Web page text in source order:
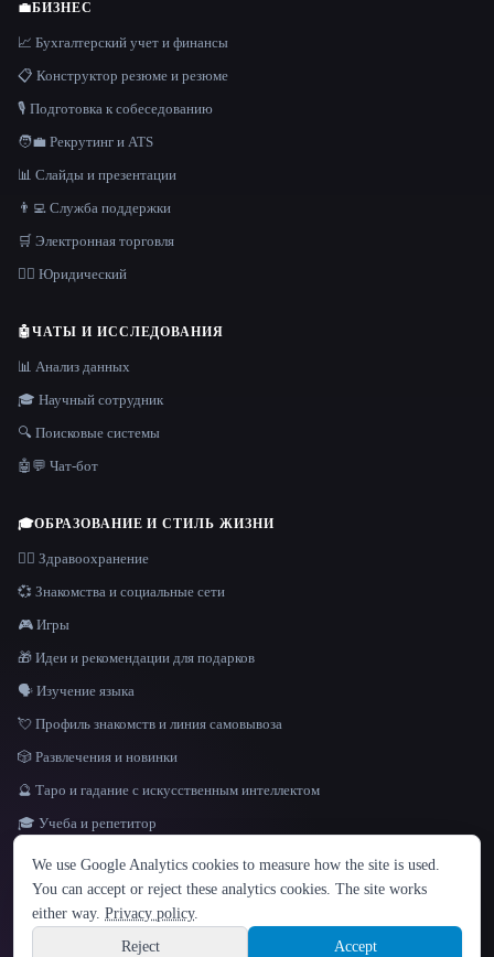
ЯЗЫК
English español Français Русский 简体中文
Hindi
💼БИЗНЕС
📈 Бухгалтерский учет и финансы
📋 Конструктор резюме и резюме
🎙️ Подготовка к собеседованию
🧑‍💼 Рекрутинг и ATS
📊 Слайды и презентации
👨‍💻 Служба поддержки
🛒 Электронная торговля
👩‍⚖️ Юридический
🤖ЧАТЫ И ИССЛЕДОВАНИЯ
📊 Анализ данных
🎓 Научный сотрудник
🔍 Поисковые системы
🤖💬 Чат-бот
🎓ОБРАЗОВАНИЕ И СТИЛЬ ЖИЗНИ
👩‍⚕️ Здравоохранение
💞 Знакомства и социальные сети
🎮 Игры
🎁 Идеи и рекомендации для подарков
🗣️ Изучение языка
💘 Профиль знакомств и линия самовывоза
🎲 Развлечения и новинки
🔮 Таро и гадание с искусственным интеллектом
🎓 Учеба и репетитор
Site information
© 2026 That AI Collection. Все права защищены.
политика конфиденциальности
Built with Metatron ★
We use Google Analytics cookies to measure how the site is used.
You can accept or reject these analytics cookies. The site works
either way. Privacy policy.
Reject
Accept